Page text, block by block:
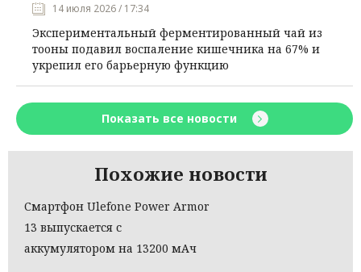
14 июля 2026 / 17:34
Экспериментальный ферментированный чай из
тооны подавил воспаление кишечника на 67% и
укрепил его барьерную функцию
Показать все новости
Похожие новости
Смартфон Ulefone Power Armor
13 выпускается с
аккумулятором на 13200 мАч